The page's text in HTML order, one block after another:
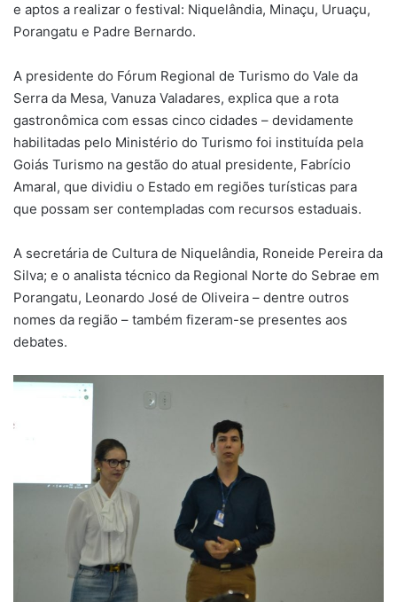
e aptos a realizar o festival: Niquelândia, Minaçu, Uruaçu,
Porangatu e Padre Bernardo.
A presidente do Fórum Regional de Turismo do Vale da
Serra da Mesa, Vanuza Valadares, explica que a rota
gastronômica com essas cinco cidades – devidamente
habilitadas pelo Ministério do Turismo foi instituída pela
Goiás Turismo na gestão do atual presidente, Fabrício
Amaral, que dividiu o Estado em regiões turísticas para
que possam ser contempladas com recursos estaduais.
A secretária de Cultura de Niquelândia, Roneide Pereira da
Silva; e o analista técnico da Regional Norte do Sebrae em
Porangatu, Leonardo José de Oliveira – dentre outros
nomes da região – também fizeram-se presentes aos
debates.